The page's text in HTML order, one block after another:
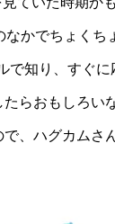
なかでちょく
知り、すぐに
らおもしろい
、ハグカムさ